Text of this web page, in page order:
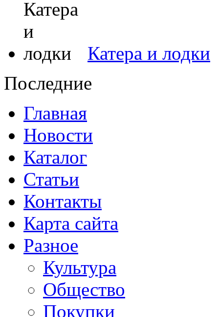
Катера и лодки
Последние
Главная
Новости
Каталог
Статьи
Контакты
Карта сайта
Разное
Культура
Общество
Покупки